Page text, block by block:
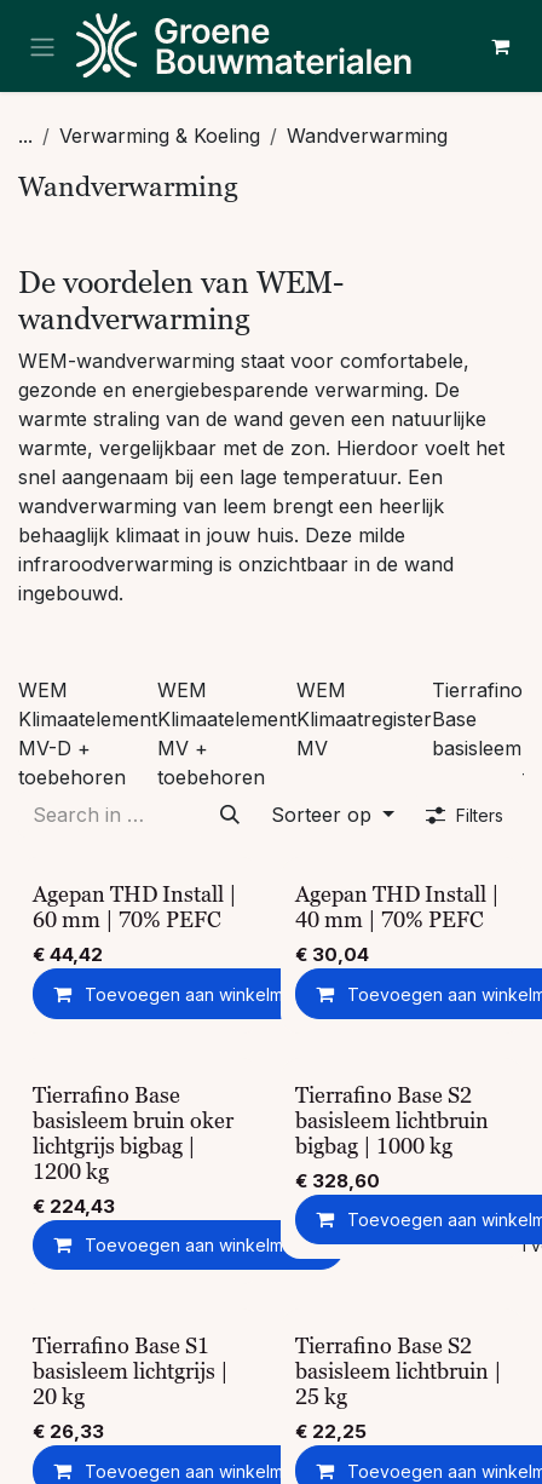
Overslaan naar inhoud
... Verwarming & Koeling Wandverwarming
Wandverwarming
De voordelen van WEM-
wandverwarming
WEM-wandverwarming staat voor comfortabele,
gezonde en energiebesparende verwarming. De
warmte straling van de wand geven een natuurlijke
warmte, vergelijkbaar met de zon. Hierdoor voelt het
snel aangenaam bij een lage temperatuur. Een
wandverwarming van leem brengt een heerlijk
behaaglijk klimaat in jouw huis. Deze milde
infraroodverwarming is onzichtbaar in de wand
ingebouwd.
WEM
Klimaatelement
MV-D +
toebehoren
WEM
Klimaatelement
MV +
toebehoren
WEM
Klimaatregister
MV
Tierrafino
Base
basisleem
Sorteer op
Filters
Agepan THD Install |
60 mm | 70% PEFC
€ 44,42
Toevoegen aan winkelmandje Toevoegen aan
Agepan THD Install |
40 mm | 70% PEFC
€ 30,04
Toevoegen aan
Tierrafino Base
basisleem bruin oker
lichtgrijs bigbag |
1200 kg
€ 224,43
Toevoegen aan winkelmandje Toevoegen aan
Tierrafino Base S2
basisleem lichtbruin
bigbag | 1000 kg
€ 328,60
Toevoegen aan
Tierrafino Base S1
basisleem lichtgrijs |
20 kg
€ 26,33
Toevoegen aan winkelmandje Toevoegen aan
Tierrafino Base S2
basisleem lichtbruin |
25 kg
€ 22,25
Toevoegen aan